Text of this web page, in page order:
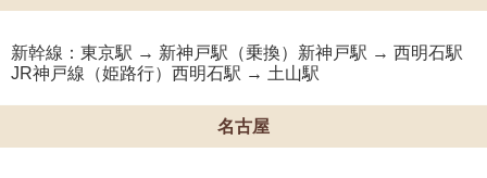
新幹線：東京駅 → 新神戸駅（乗換）新神戸駅 → 西明石駅
JR神戸線（姫路行）西明石駅 → 土山駅
名古屋